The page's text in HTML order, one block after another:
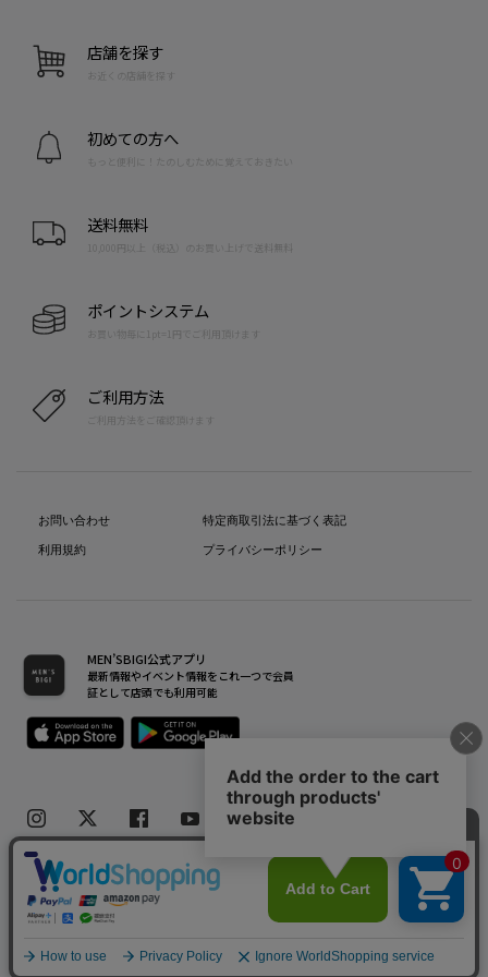
店舗を探す
お近くの店舗を探す
初めての方へ
もっと便利に！たのしむために覚えておきたい
送料無料
10,000円以上（税込）のお買い上げで送料無料
ポイントシステム
お買い物毎に1pt=1円でご利用頂けます
ご利用方法
ご利用方法をご確認頂けます
お問い合わせ
利用規約
特定商取引法に基づく表記
プライバシーポリシー
MEN’SBIGI公式アプリ
最新情報やイベント情報をこれ一つで会員
証として店頭でも利用可能
Copyright(C) Bigi Co.,Ltd.All Rights Reserved.